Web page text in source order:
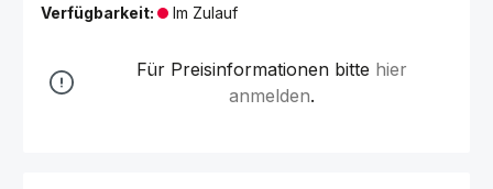
Verfügbarkeit:
Im Zulauf
Für Preisinformationen bitte hier
anmelden.